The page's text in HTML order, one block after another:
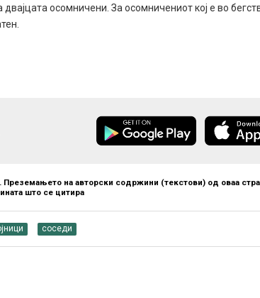
осомничени. За осомничениот кој е во
на авторски содржини (текстови) од оваа
што се цитира
соседи